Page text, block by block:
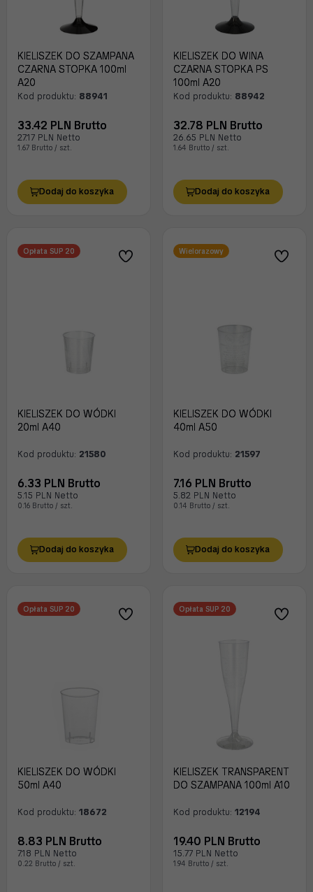
KIELISZEK DO SZAMPANA
CZARNA STOPKA 100ml
A20
Kod produktu: 88941
33.42 PLN Brutto
27.17 PLN Netto
1.67 Brutto / szt.
Dodaj do koszyka
KIELISZEK DO WINA
CZARNA STOPKA PS
100ml A20
Kod produktu: 88942
32.78 PLN Brutto
26.65 PLN Netto
1.64 Brutto / szt.
Dodaj do koszyka
Opłata SUP 20
KIELISZEK DO WÓDKI
20ml A40
Kod produktu: 21580
6.33 PLN Brutto
5.15 PLN Netto
0.16 Brutto / szt.
Dodaj do koszyka
Wielorazowy
KIELISZEK DO WÓDKI
40ml A50
Kod produktu: 21597
7.16 PLN Brutto
5.82 PLN Netto
0.14 Brutto / szt.
Dodaj do koszyka
Opłata SUP 20
KIELISZEK DO WÓDKI
50ml A40
Kod produktu: 18672
8.83 PLN Brutto
7.18 PLN Netto
0.22 Brutto / szt.
Opłata SUP 20
KIELISZEK TRANSPARENT
DO SZAMPANA 100ml A10
Kod produktu: 12194
19.40 PLN Brutto
15.77 PLN Netto
1.94 Brutto / szt.